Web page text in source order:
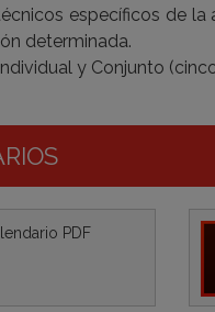
específicos de la
determinada.
y Conjunto
PDF